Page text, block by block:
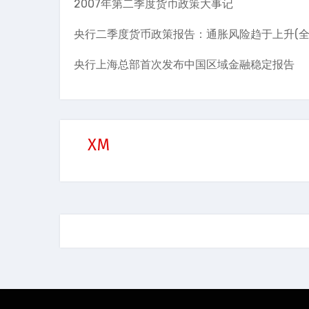
2007年第二季度货币政策大事记
央行二季度货币政策报告：通胀风险趋于上升(
央行上海总部首次发布中国区域金融稳定报告
XM